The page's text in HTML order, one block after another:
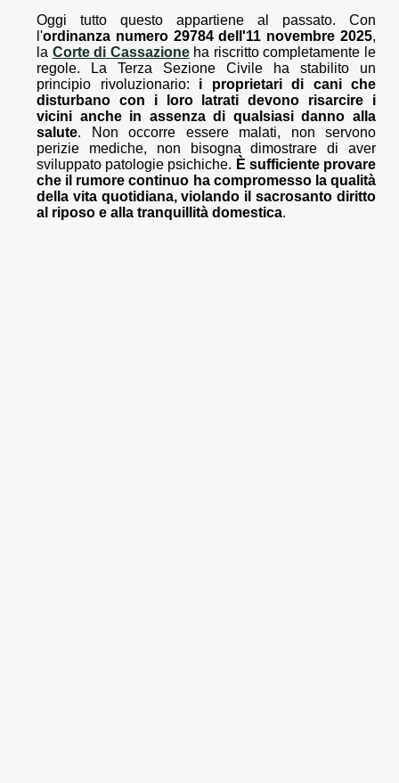
Oggi tutto questo appartiene al passato. Con
l'ordinanza numero 29784 dell'11 novembre 2025,
la Corte di Cassazioneha riscritto completamente le
regole. La Terza Sezione Civile ha stabilito un
principio rivoluzionario: i proprietari di cani che
disturbano con i loro latrati devono risarcire i
vicini anche in assenza di qualsiasi danno alla
salute. Non occorre essere malati, non servono
perizie mediche, non bisogna dimostrare di aver
sviluppato patologie psichiche. È sufficiente provare
che il rumore continuo ha compromesso la qualità
della vita quotidiana, violando il sacrosanto diritto
al riposo e alla tranquillità domestica.